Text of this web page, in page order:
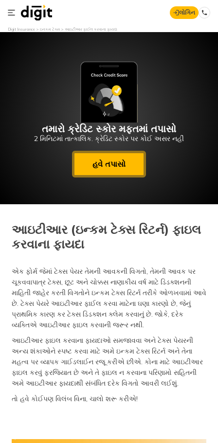
લોગિન
Digit Insurance ઇનકમ ટેક્સ આઇટીઆર ફાઈલ કરવાના ફાયદા
તમારો ક્રેડિટ સ્કોર મફતમાં તપાસો
2 મિનિટમાં તાત્કાલિક. ક્રેડિટ સ્કોર પર કોઈ અસર નહીં
હવે તપાસો
આઇટીઆર (ઇન્કમ ટેક્સ રિટર્ન) ફાઇલ
કરવાના ફાયદા
એક ફોર્મ જેમાં ટેક્સ પેયર તેમની આવકની વિગતો, તેમની આવક પર
ચૂકવવાપાત્ર ટેક્સ, છૂટ અને ચોક્કસ નાણાકીય વર્ષ માટે ડિડક્શનની
માહિતી જાહેર કરતી વિગતોને ઇન્કમ ટેક્સ રિટર્ન તરીકે ઓળખવામાં આવે
છે. ટેક્સ પેયરે આઇટીઆર ફાઈલ કરવા માટેના ઘણા કારણો છે, જેનું
પ્રાથમિક કારણ કર ટેક્સ ડિડક્શન ક્લેમ કરવાનું છે. જોકે, દરેક
વ્યક્તિએ આઇટીઆર ફાઇલ કરવાની જરૂર નથી.
આઇટીઆર ફાઇલ કરવાના ફાયદાઓ સમજાવવા અને ટેક્સ પેયરની
અન્ય શંકાઓને સ્પષ્ટ કરવા માટે અમે ઇન્કમ ટેક્સ રિટર્ન અને તેના
મહત્વ પર વ્યાપક ગાઈડલાઈન રજૂ કરીએ છીએ. કોના માટે આઇટીઆર
ફાઇલ કરવું ફરજિયાત છે અને તે ફાઇલ ન કરવાના પરિણામો સહિતની
અમે આઇટીઆર ફાયદાથી સંબંધિત દરેક વિગતો આવરી લઈશું.
તો હવે કોઈપણ વિલંબ વિના, ચાલો શરૂ કરીએ!